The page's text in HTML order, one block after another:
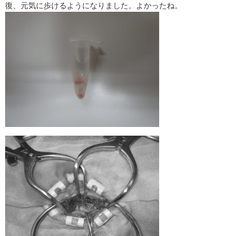
復、元気に歩けるようになりました。よかったね。